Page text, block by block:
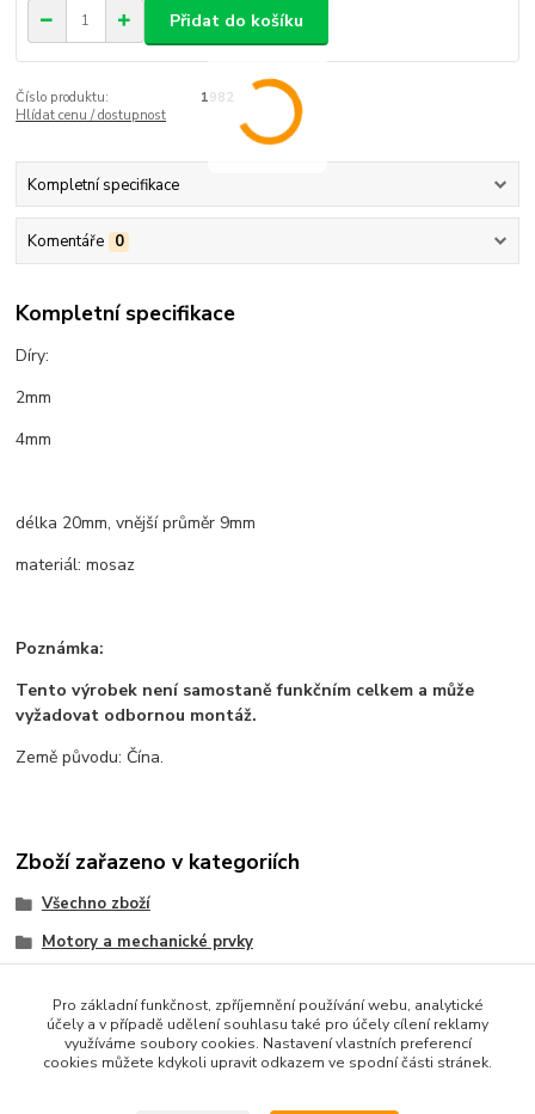
Přidat do košíku
Číslo produktu:
1982
Hlídat cenu / dostupnost
Kompletní specifikace
Komentáře 0
Kompletní specifikace
Díry:
2mm
4mm
délka 20mm, vnější průměr 9mm
materiál: mosaz
Poznámka:
Tento výrobek není samostaně funkčním celkem a může
vyžadovat odbornou montáž.
Země původu: Čína.
Zboží zařazeno v kategoriích
Všechno zboží
Motory a mechanické prvky
Propojovací prvky
CNC a příslušenství
Pro základní funkčnost, zpříjemnění používání webu, analytické
účely a v případě udělení souhlasu také pro účely cílení reklamy
využíváme soubory cookies. Nastavení vlastních preferencí
cookies můžete kdykoli upravit odkazem ve spodní části stránek.